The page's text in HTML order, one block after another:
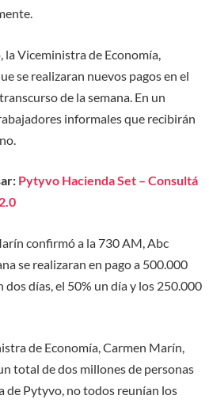
Viceministra de Economía,
se realizaran nuevos pagos en el
de la semana. En un
informales que recibirán
Pytyvo Hacienda Set – Consultá
confirmó a la 730 AM, Abc
se realizaran en pago a 500.000
días, el 50% un día y los 250.000
de Economía, Carmen Marín,
total de dos millones de personas
de Pytyvo, no todos reunían los